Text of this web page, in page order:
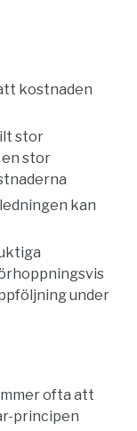
kostnaden
stor
stor
kan
under
ofta att
principen